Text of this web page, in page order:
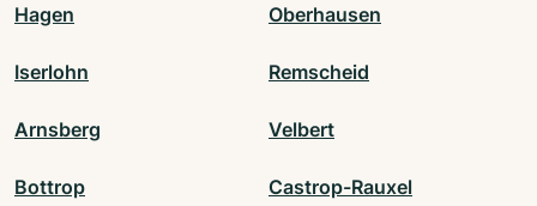
Hagen Oberhausen
Iserlohn Remscheid
Arnsberg Velbert
Bottrop Castrop-Rauxel